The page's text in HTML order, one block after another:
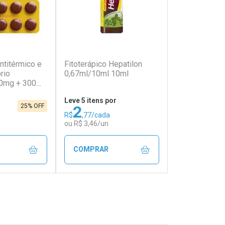
e
+ 300mg
25% OFF
Fitoterápico Hepatilon
0,67ml/10ml 10ml
Leve 5 itens por
R$2,77/cada
ou R$ 3,46/un
COMPRAR